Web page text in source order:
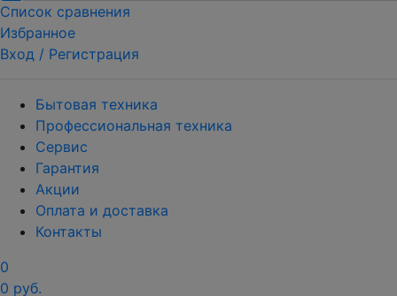
Список сравнения
Избранное
Вход / Регистрация
Бытовая техника
Профессиональная техника
Сервис
Гарантия
Акции
Оплата и доставка
Контакты
0
0 руб.